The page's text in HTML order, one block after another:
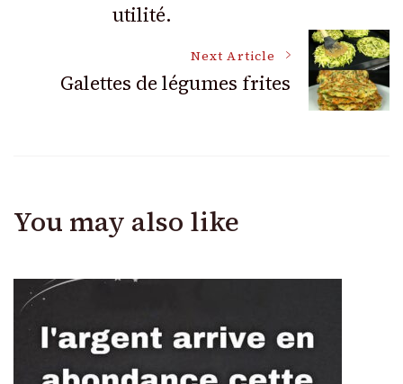
utilité.
Next Article
Galettes de légumes frites
You may also like